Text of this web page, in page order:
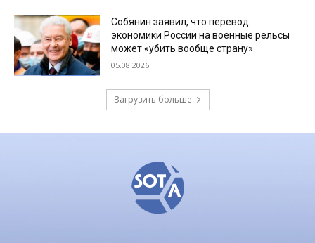
Собянин заявил, что перевод
экономики России на военные рельсы
может «убить вообще страну»
05.08.2026
Загрузить больше